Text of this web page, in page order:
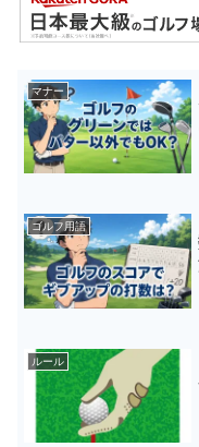
マナー
ゴルフ用語
ルール